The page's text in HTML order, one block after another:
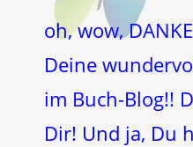
oh, wow,
Deine
im Buch-Blog!!
Dir! Und ja, Du